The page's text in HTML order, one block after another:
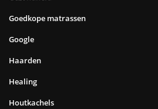
Goedkope matrassen
Google
Haarden
Healing
Houtkachels